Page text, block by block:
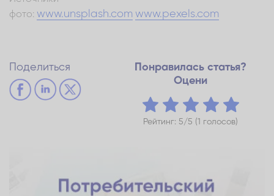
фото: www.unsplash.com www.pexels.com
Поделиться
Понравилась статья?
Оцени
Рейтинг: 5/5 (1 голосов)